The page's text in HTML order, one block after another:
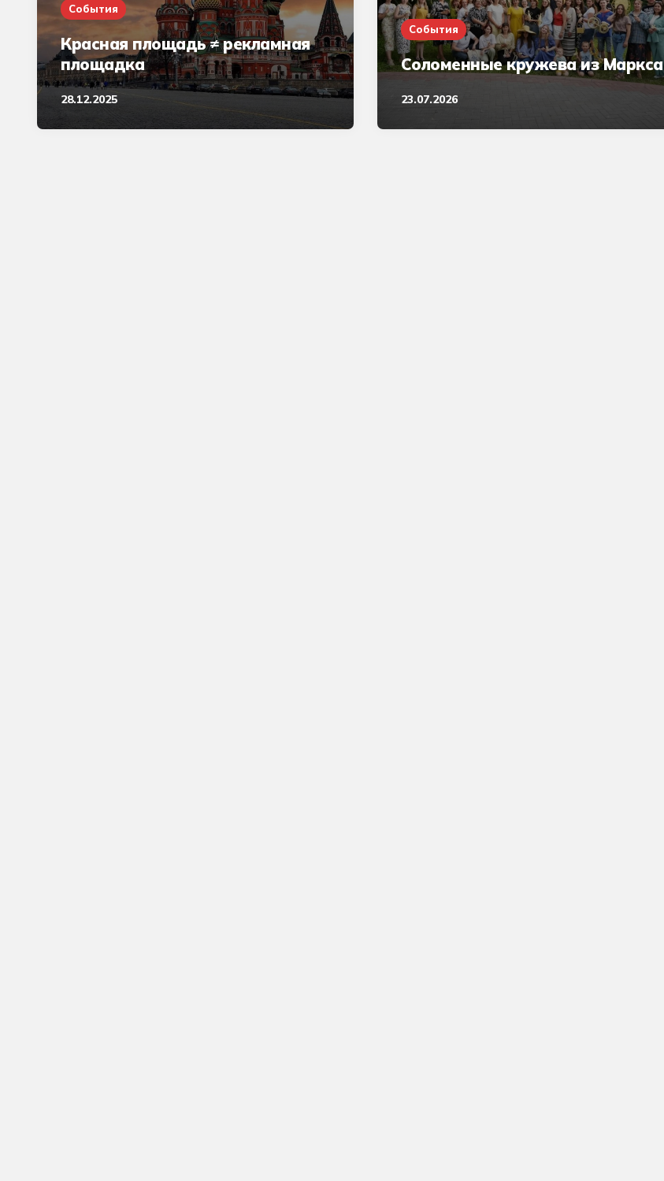
События
Красная площадь ≠ рекламная
площадка
28.12.2025
События
Соломенные кружева из Маркса
23.07.2026